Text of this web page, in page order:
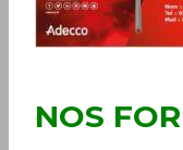
NOS